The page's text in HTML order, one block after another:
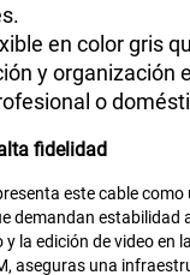
en color gris
y organización
o
fidelidad
este cable
demandan estabilidad
la edición de video en
aseguras una